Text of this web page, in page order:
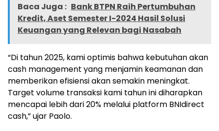
Baca Juga : Bank BTPN Raih Pertumbuhan
Kredit, Aset Semester I-2024 Hasil Solusi
Keuangan yang Relevan bagi Nasabah
“Di tahun 2025, kami optimis bahwa kebutuhan akan
cash management yang menjamin keamanan dan
memberikan efisiensi akan semakin meningkat.
Target volume transaksi kami tahun ini diharapkan
mencapai lebih dari 20% melalui platform BNIdirect
cash,” ujar Paolo.